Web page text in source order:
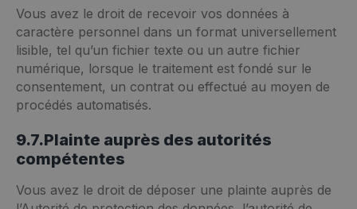
Vous avez le droit de recevoir vos données à
caractère personnel dans un format universellement
lisible, tel qu’un fichier texte ou un autre fichier
numérique, lorsque le traitement est fondé sur le
consentement, un contrat ou effectué au moyen de
procédés automatisés.
9.7.Plainte auprès des autorités
compétentes
Vous avez le droit de déposer une plainte auprès de